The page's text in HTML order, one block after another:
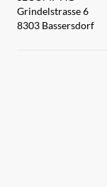
Grindelstrasse 6
8303 Bassersdorf